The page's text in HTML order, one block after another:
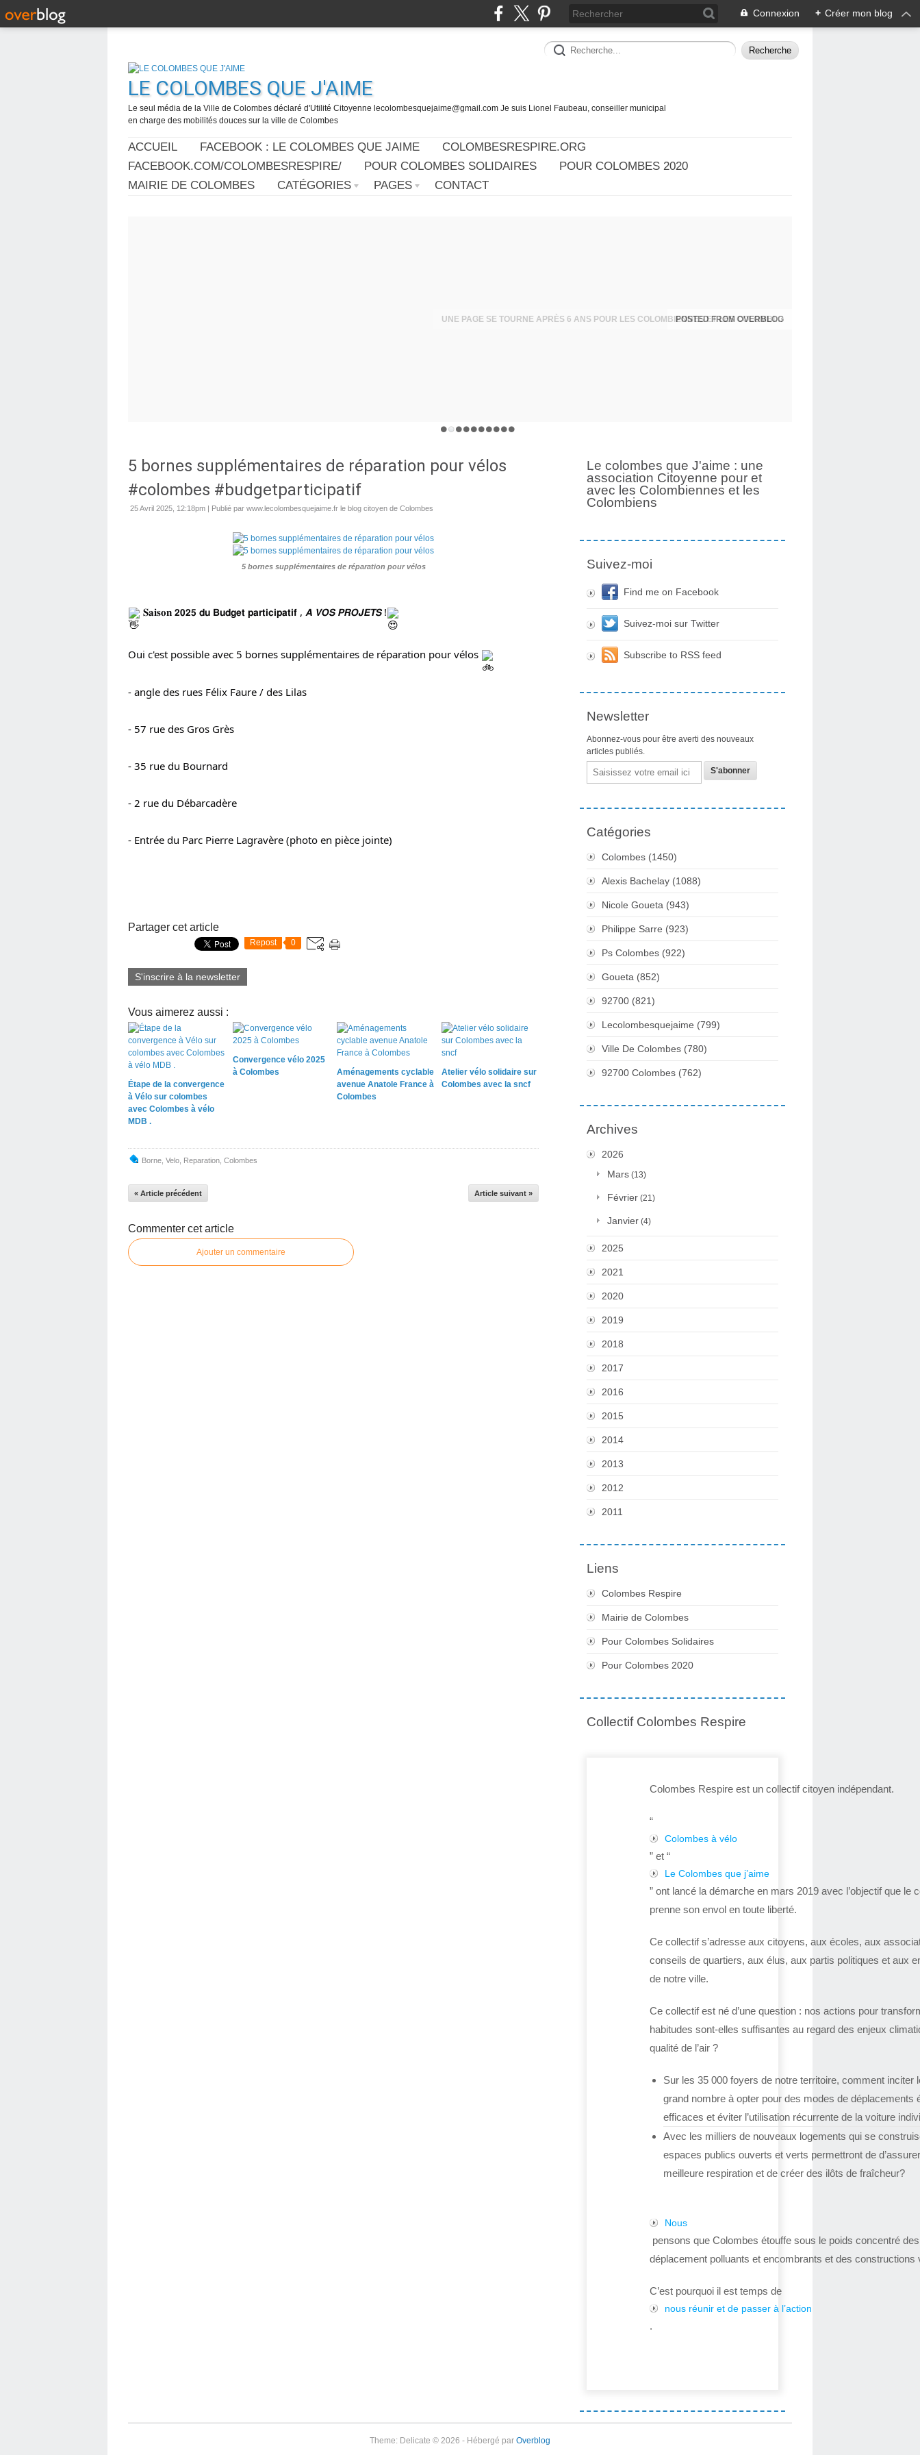
Connexion + Créer mon blog
LE COLOMBES QUE J'AIME
Le seul média de la Ville de Colombes déclaré d'Utilité Citoyenne lecolombesquejaime@gmail.com Je suis Lionel Faubeau, conseiller municipal
en charge des mobilités douces sur la ville de Colombes
ACCUEIL FACEBOOK : LE COLOMBES QUE JAIME
COLOMBESRESPIRE.ORG
FACEBOOK.COM/COLOMBESRESPIRE/
POUR COLOMBES SOLIDAIRES
POUR COLOMBES 2020
MAIRIE DE COLOMBES
CATÉGORIES PAGES CONTACT
UNE PAGE SE TOURNE APRÈS 6 ANS POUR LES COLOMBIENNES ET LES COLOMBIENS
5 bornes supplémentaires de réparation pour vélos
#colombes #budgetparticipatif
25 Avril 2025, 12:18pm | Publié par www.lecolombesquejaime.fr le blog citoyen de Colombes
5 bornes supplémentaires de réparation pour vélos
𝐒𝐚𝐢𝐬𝐨𝐧 𝟮𝟬𝟮𝟱 𝗱𝘂 𝗕𝘂𝗱𝗴𝗲𝘁 𝗽𝗮𝗿𝘁𝗶𝗰𝗶𝗽𝗮𝘁𝗶𝗳 , 𝘼 𝙑𝙊𝙎 𝙋𝙍𝙊𝙅𝙀𝙏𝙎 !
Oui c'est possible avec 5 bornes supplémentaires de réparation pour vélos
- angle des rues Félix Faure / des Lilas
- 57 rue des Gros Grès
- 35 rue du Bournard
- 2 rue du Débarcadère
- Entrée du Parc Pierre Lagravère (photo en pièce jointe)
Partager cet article
Repost 0
S'inscrire à la newsletter
Vous aimerez aussi :
Étape de la convergence
à Vélo sur colombes
avec Colombes à vélo
MDB .
Convergence vélo 2025
à Colombes
Aménagements cyclable
avenue Anatole France à
Colombes
Atelier vélo solidaire sur
Colombes avec la sncf
Borne Velo Reparation Colombes
« Article précédent Article suivant »
Commenter cet article
Ajouter un commentaire
Le colombes que J'aime : une
association Citoyenne pour et
avec les Colombiennes et les
Colombiens
Suivez-moi
Find me on Facebook
Suivez-moi sur Twitter
Subscribe to RSS feed
Newsletter
Abonnez-vous pour être averti des nouveaux
articles publiés.
Email
Catégories
Colombes (1450)
Alexis Bachelay (1088)
Nicole Goueta (943)
Philippe Sarre (923)
Ps Colombes (922)
Goueta (852)
92700 (821)
Lecolombesquejaime (799)
Ville De Colombes (780)
92700 Colombes (762)
Archives
2026
Mars (13)
Février (21)
Janvier (4)
2025
2021
2020
2019
2018
2017
2016
2015
2014
2013
2012
2011
Liens
Colombes Respire
Mairie de Colombes
Pour Colombes Solidaires
Pour Colombes 2020
Collectif Colombes Respire
Colombes Respire est un collectif citoyen indépendant.
“
Colombes à vélo
” et “
Le Colombes que j’aime
” ont lancé la démarche en mars 2019 avec l’objectif que le
prenne son envol en toute liberté.
Ce collectif s’adresse aux citoyens, aux écoles, aux
conseils de quartiers, aux élus, aux partis politiques et aux
de notre ville.
Ce collectif est né d’une question : nos actions pour
habitudes sont-elles suffisantes au regard des enjeux
qualité de l’air ?
Sur les 35 000 foyers de notre territoire, comment inciter
grand nombre à opter pour des modes de déplacements
efficaces et éviter l’utilisation récurrente de la voiture
Avec les milliers de nouveaux logements qui se
espaces publics ouverts et verts permettront de
meilleure respiration et de créer des ilôts de fraîcheur?
Nous
pensons que Colombes étouffe sous le poids concentré
déplacement polluants et encombrants et des constructions
C’est pourquoi il est temps de
nous réunir et de passer à l’action
.
Theme: Delicate © 2026 - Hébergé par Overblog